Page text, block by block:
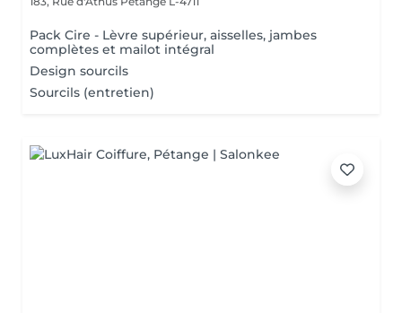
Pack Cire - Lèvre supérieur, aisselles, jambes
complètes et mailot intégral
Design sourcils
Sourcils (entretien)